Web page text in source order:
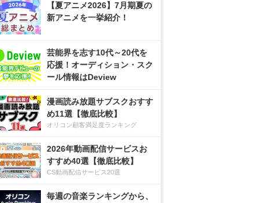
【夏アニメ2026】7月期夏の
新アニメを一挙紹介！
芸能界を志す10代～20代を
応援！オーディション・スク
ール情報はDeview
漫画読み放題サブスクおすす
め11選【徹底比較】
オリコン顧客満足度ランキング
2026年動画配信サービスお
すすめ40選【徹底比較】
CS動画配信サービス20選
毎週の音楽ランキングから、